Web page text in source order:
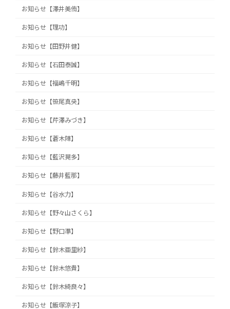
お知らせ【澤井美侑】
お知らせ【理功】
お知らせ【田野井健】
お知らせ【石田泰誠】
お知らせ【福嶋千明】
お知らせ【笹尾真央】
お知らせ【芹澤みづき】
お知らせ【蒼木陣】
お知らせ【藍沢晃多】
お知らせ【藤井藍那】
お知らせ【谷水力】
お知らせ【野々山さくら】
お知らせ【野口準】
お知らせ【鈴木亜里紗】
お知らせ【鈴木悠貴】
お知らせ【鈴木綺良々】
お知らせ【飯塚涼子】